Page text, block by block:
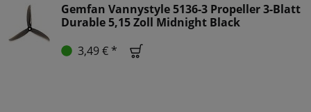
Gemfan Vannystyle 5136-3 Propeller 3-Blatt
Durable 5,15 Zoll Midnight Black
3,49 € *